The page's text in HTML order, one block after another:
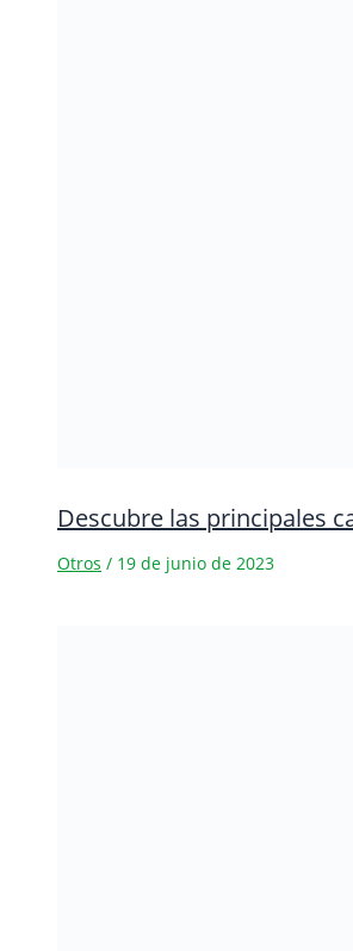
Descubre las principales
Otros / 19 de junio de 2023